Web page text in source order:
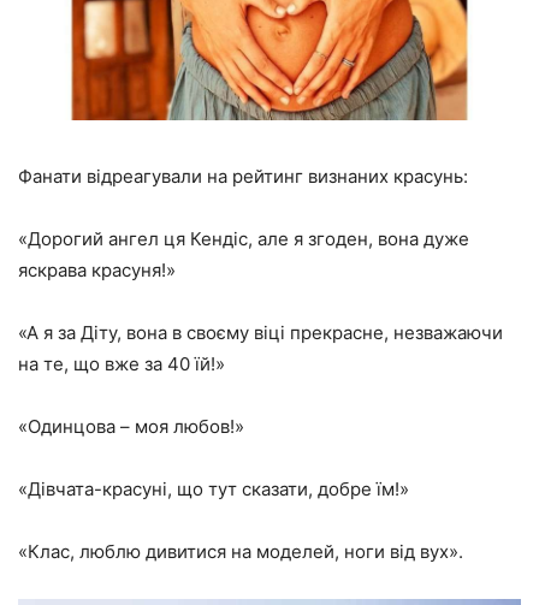
Фанати відреагували на рейтинг визнаних красунь:
«Дорогий ангел ця Кендіс, але я згоден, вона дуже
яскрава красуня!»
«А я за Діту, вона в своєму віці прекрасне, незважаючи
на те, що вже за 40 їй!»
«Одинцова – моя любов!»
«Дівчата-красуні, що тут сказати, добре їм!»
«Клас, люблю дивитися на моделей, ноги від вух».